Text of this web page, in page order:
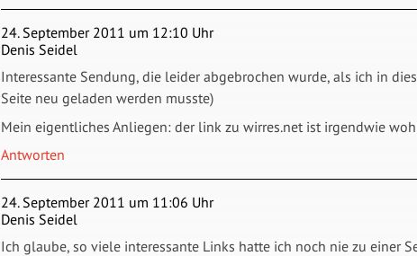
24. September 2011 um 12:10 Uhr
Denis Seidel
Interessante Sendung, die leider abgebrochen wurde, als ich in
Seite neu geladen werden musste)
Mein eigentliches Anliegen: der link zu wirres.net ist irgendwie
Antworten
24. September 2011 um 11:06 Uhr
Denis Seidel
Ich glaube, so viele interessante Links hatte ich noch nie zu einer